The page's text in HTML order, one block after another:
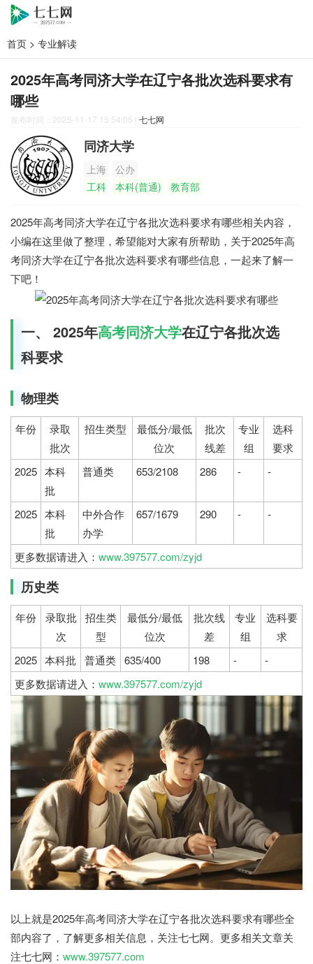
首页 > 专业解读
2025年高考同济大学在辽宁各批次选科要求有
哪些
发布时间：2025-11-17 15:54:05 | 七七网
同济大学
上海
公办
工科
本科(普通) 教育部
2025年高考同济大学在辽宁各批次选科要求有哪些相关内容，
小编在这里做了整理，希望能对大家有所帮助，关于2025年高
考同济大学在辽宁各批次选科要求有哪些信息，一起来了解一
下吧！
一、 2025年高考同济大学在辽宁各批次选
科要求
物理类
年份
录取
批次
招生类型
最低分/最低
位次
批次
线差
专业
组
选科
要求
2025 本科
批
普通类 653/2108 286 - -
2025 本科
批
中外合作
办学
657/1679 290 - -
更多数据请进入： www.397577.com/zyjd
历史类
年份
录取批
次
招生类
型
最低分/最低
位次
批次线
差
专业
组
选科要
求
2025 本科批 普通类 635/400 198 -
-
更多数据请进入： www.397577.com/zyjd
以上就是2025年高考同济大学在辽宁各批次选科要求有哪些全
部内容了，了解更多相关信息，关注七七网。更多相关文章关
注七七网： www.397577.com